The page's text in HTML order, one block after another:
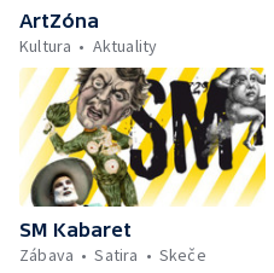
ArtZóna
Kultura
Aktuality
SM Kabaret
Zábava
Satira Skeče